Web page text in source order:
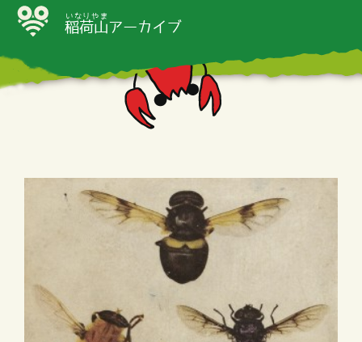
稲荷山
いなりやま
アーカイブ